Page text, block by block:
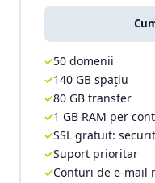
50 domenii
140 GB spațiu
80 GB transfer
1 GB RAM per cont
SSL gratuit:
Suport prioritar
Conturi de e-mail